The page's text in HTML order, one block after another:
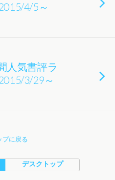
4/5～
人気書評ラ
3/29～
プに戻る
デスクトップ